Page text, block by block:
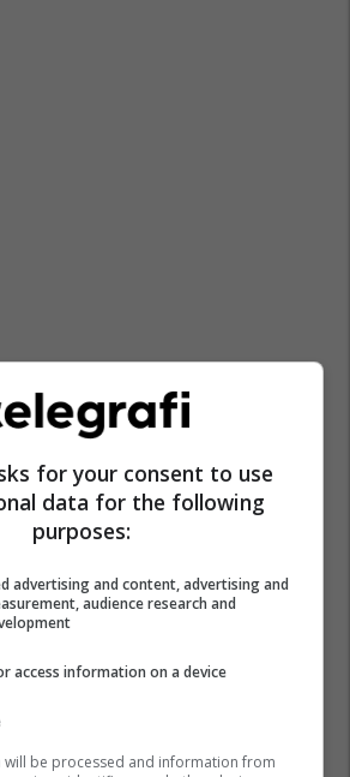
Manchester United
for your consent to use
data for the following
purposes:
advertising and content, advertising and
audience research and
access information on a device
will be processed and information from